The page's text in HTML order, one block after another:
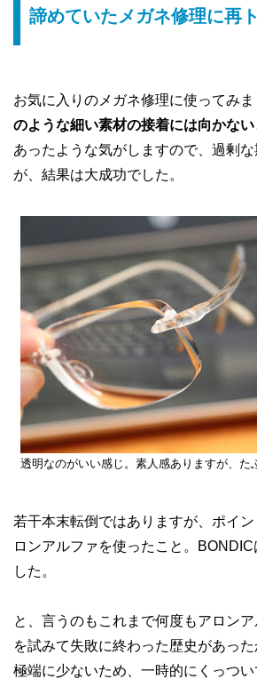
諦めていたメガネ修理に再
お気に入りのメガネ修理に使ってみま
のような細い素材の接着には向かない
あったような気がしますので、過剰
が、結果は大成功でした。
透明なのがいい感じ。素人感ありますが、た
若干本末転倒ではありますが、ポイ
ロンアルファを使ったこと。
した。
と、言うのもこれまで何度もアロン
を試みて失敗に終わった歴史があっ
極端に少ないため、一時的にくっつ